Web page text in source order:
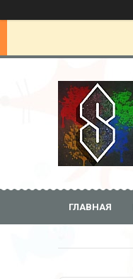
ГЛАВНАЯ